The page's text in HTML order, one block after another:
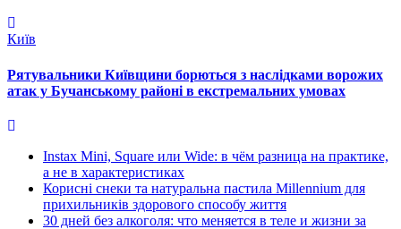
Київ
Рятувальники Київщини борються з наслідками ворожих
атак у Бучанському районі в екстремальних умовах
Instax Mini, Square или Wide: в чём разница на практике,
а не в характеристиках
Корисні снеки та натуральна пастила Millennium для
прихильників здорового способу життя
30 дней без алкоголя: что меняется в теле и жизни за